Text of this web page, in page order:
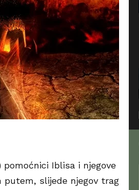
Iblisa i njegove
putem, slijede njegov trag